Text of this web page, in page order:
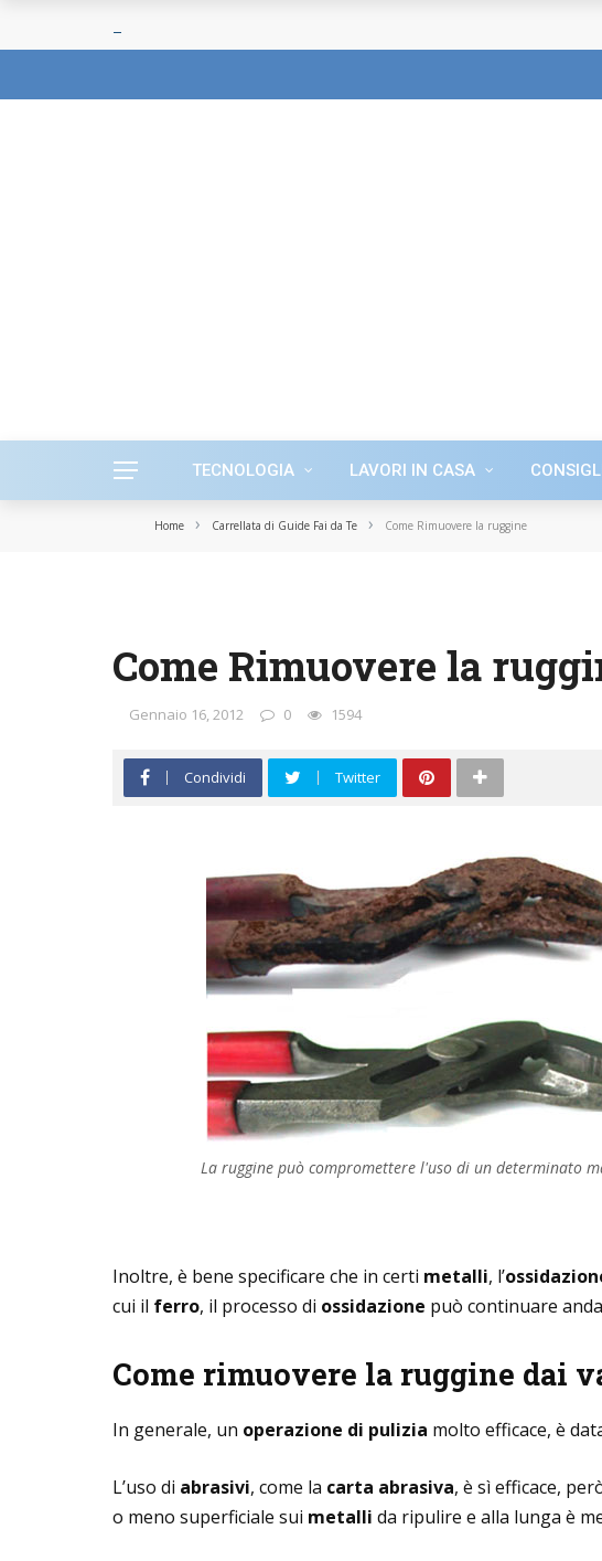
TECNOLOGIA LAVORI IN CASA
Home › Carrellata di Guide Fai da Te › Come Rimuovere la ruggine
Come Rimuovere la
Gennaio 16, 2012 0 1594
Condividi Twitter
La ruggine può compromettere l'uso di un determinato
Inoltre, è bene specificare che in certi metalli, l’
cui il ferro, il processo di ossidazione può continuare
Come rimuovere la ruggine dai
In generale, un operazione di pulizia molto efficace, è
L’uso di abrasivi, come la carta abrasiva, è sì efficace,
o meno superficiale sui metalli da ripulire e alla lunga è